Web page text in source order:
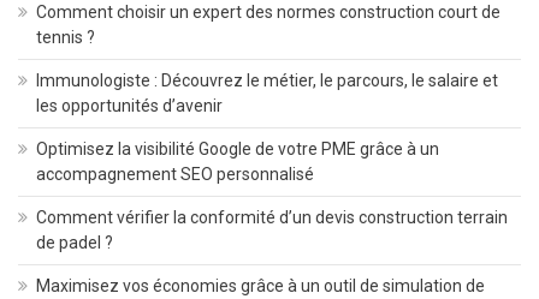
Comment choisir un expert des normes construction court de
tennis ?
Immunologiste : Découvrez le métier, le parcours, le salaire et
les opportunités d’avenir
Optimisez la visibilité Google de votre PME grâce à un
accompagnement SEO personnalisé
Comment vérifier la conformité d’un devis construction terrain
de padel ?
Maximisez vos économies grâce à un outil de simulation de